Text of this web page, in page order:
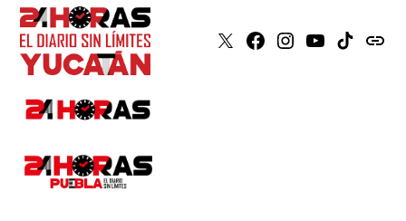
X Faceboook
Instagram
YoutubeTiktokissuu